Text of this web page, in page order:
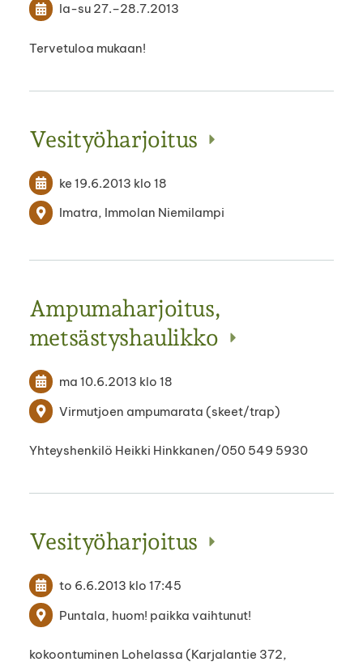
la-su 27.–28.7.2013
Tervetuloa mukaan!
Vesityöharjoitus
ke 19.6.2013 klo 18
Imatra, Immolan Niemilampi
Ampumaharjoitus,
metsästyshaulikko
ma 10.6.2013 klo 18
Virmutjoen ampumarata (skeet/trap)
Yhteyshenkilö Heikki Hinkkanen/050 549 5930
Vesityöharjoitus
to 6.6.2013 klo 17:45
Puntala, huom! paikka vaihtunut!
kokoontuminen Lohelassa (Karjalantie 372,